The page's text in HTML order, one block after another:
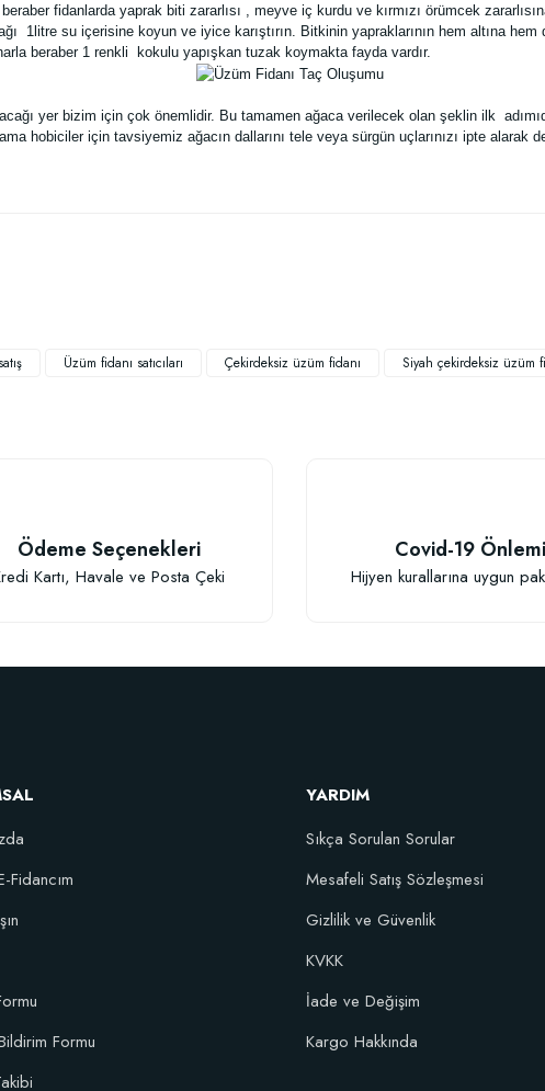
fidanlarda yaprak biti zararlısı , meyve iç kurdu ve kırmızı örümcek
1litre su içerisine koyun ve iyice karıştırın. Bitkinin yapraklarının hem altına hem
beraber 1 renkli kokulu yapışkan tuzak koymakta fayda vardır.
yer bizim için çok önemlidir. Bu tamamen ağaca verilecek olan şeklin ilk
hobiciler için tavsiyemiz ağacın dallarını tele veya sürgün uçlarınızı ipte alarak
Karışım Fidan Tutma Yüzdesini Arttıran Organik Dikim Gübresi (10 fidan için)
Üzüm fidanı satıcıları Çekirdeksiz üzüm fidanı Siyah çekirdeksiz üzüm
Ödeme Seçenekleri
Kartı, Havale ve Posta Çeki
Covid-19 Önlemi
Hijyen kurallarına uygun
Fidancım
Formu
YARDIM
Sıkça Sorulan Sorular
Mesafeli Satış Sözleşmesi
Gizlilik ve Güvenlik
KVKK
İade ve Değişim
Kargo Hakkında